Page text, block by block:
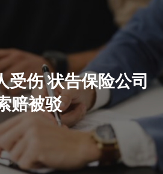
受伤 状告保险公司
赔被驳